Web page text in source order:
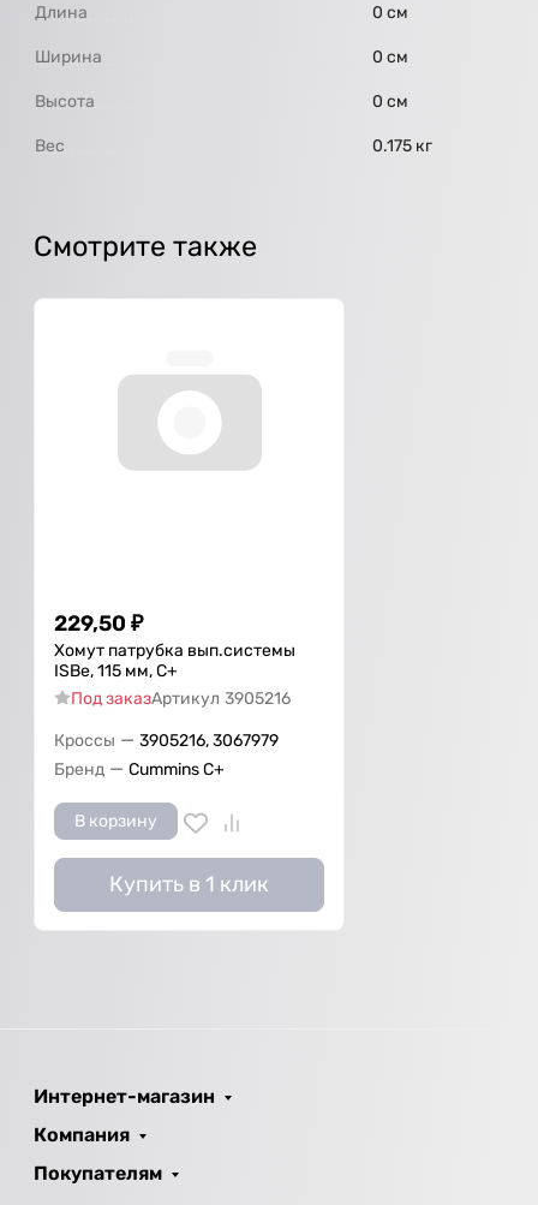
Длина 0 см
Ширина 0 см
Высота 0 см
Вес 0.175 кг
Смотрите также
229,50 ₽
Хомут патрубка вып.системы
ISBe, 115 мм, С+
Под заказАртикул 3905216
Кроссы — 3905216, 3067979
Бренд — Cummins C+
В корзину
Купить в 1 клик
Интернет-магазин
Компания
Покупателям